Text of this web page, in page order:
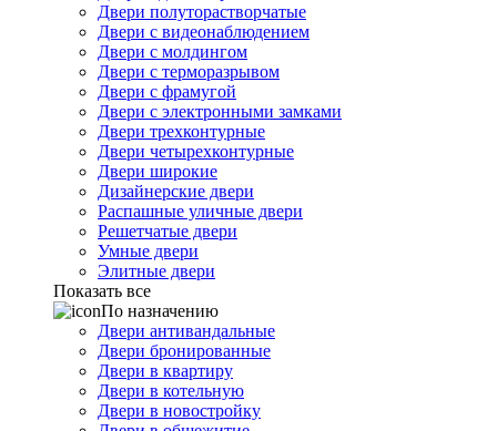
Двери полуторастворчатые
Двери с видеонаблюдением
Двери с молдингом
Двери с терморазрывом
Двери с фрамугой
Двери с электронными замками
Двери трехконтурные
Двери четырехконтурные
Двери широкие
Дизайнерские двери
Распашные уличные двери
Решетчатые двери
Умные двери
Элитные двери
Показать все
По назначению
Двери антивандальные
Двери бронированные
Двери в квартиру
Двери в котельную
Двери в новостройку